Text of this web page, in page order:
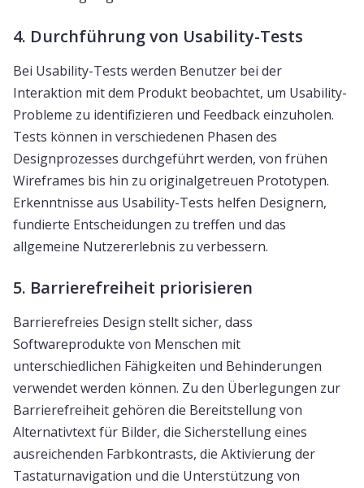
4. Durchführung von Usability-Tests
Bei Usability-Tests werden Benutzer bei der
Interaktion mit dem Produkt beobachtet, um Usability-
Probleme zu identifizieren und Feedback einzuholen.
Tests können in verschiedenen Phasen des
Designprozesses durchgeführt werden, von frühen
Wireframes bis hin zu originalgetreuen Prototypen.
Erkenntnisse aus Usability-Tests helfen Designern,
fundierte Entscheidungen zu treffen und das
allgemeine Nutzererlebnis zu verbessern.
5. Barrierefreiheit priorisieren
Barrierefreies Design stellt sicher, dass
Softwareprodukte von Menschen mit
unterschiedlichen Fähigkeiten und Behinderungen
verwendet werden können. Zu den Überlegungen zur
Barrierefreiheit gehören die Bereitstellung von
Alternativtext für Bilder, die Sicherstellung eines
ausreichenden Farbkontrasts, die Aktivierung der
Tastaturnavigation und die Unterstützung von